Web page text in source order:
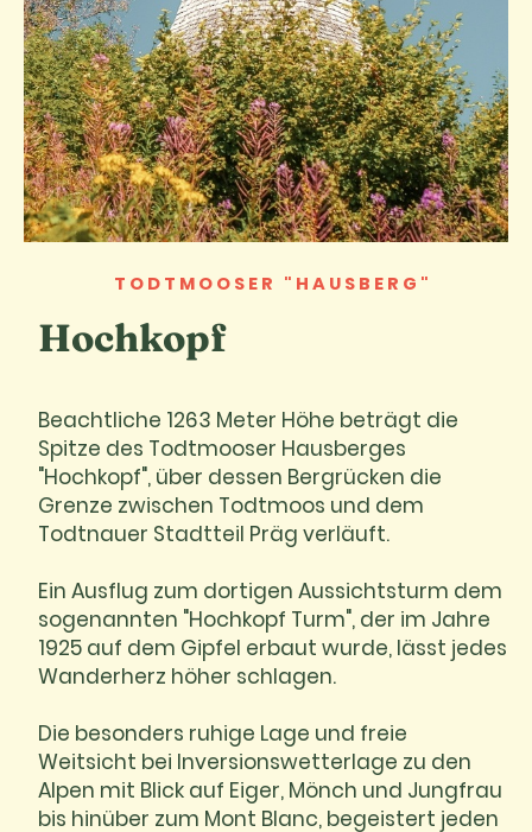
TODTMOOSER "HAUSBERG"
Hochkopf
Beachtliche 1263 Meter Höhe beträgt die
Spitze des Todtmooser Hausberges
"Hochkopf", über dessen Bergrücken die
Grenze zwischen Todtmoos und dem
Todtnauer Stadtteil Präg verläuft.
Ein Ausflug zum dortigen Aussichtsturm dem
sogenannten "Hochkopf Turm", der im Jahre
1925 auf dem Gipfel erbaut wurde, lässt jedes
Wanderherz höher schlagen.
Die besonders ruhige Lage und freie
Weitsicht bei Inversionswetterlage zu den
Alpen mit Blick auf Eiger, Mönch und Jungfrau
bis hinüber zum Mont Blanc, begeistert jeden